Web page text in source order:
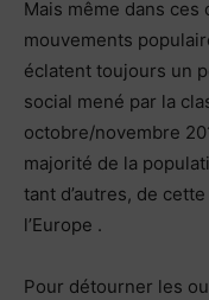
Mais même dans
mouvements
éclatent toujours un
social mené par la
octobre/novembre
majorité de la
tant d’autres, de
l’Europe .
Pour détourner les